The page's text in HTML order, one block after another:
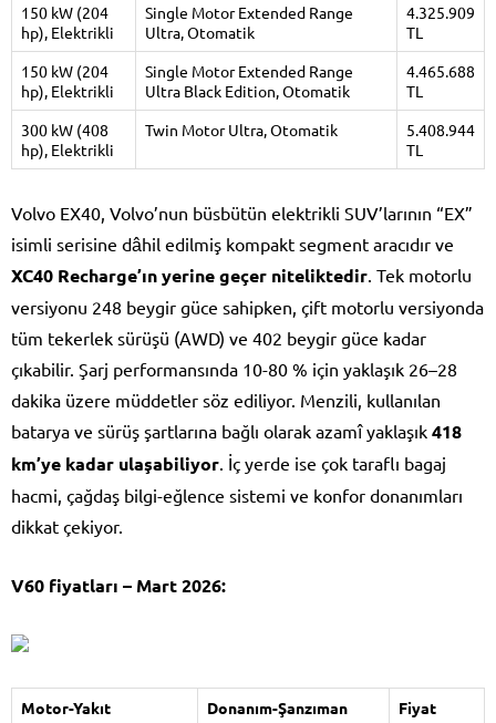
150 kW (204
hp), Elektrikli
Single Motor Extended Range
Ultra, Otomatik
4.325.909
TL
150 kW (204
hp), Elektrikli
Single Motor Extended Range
Ultra Black Edition, Otomatik
4.465.688
TL
300 kW (408
hp), Elektrikli
Twin Motor Ultra, Otomatik
5.408.944
TL
Volvo EX40, Volvo’nun büsbütün elektrikli SUV’larının “EX”
isimli serisine dâhil edilmiş kompakt segment aracıdır ve
XC40 Recharge’ın yerine geçer niteliktedir . Tek motorlu
versiyonu 248 beygir güce sahipken, çift motorlu versiyonda
tüm tekerlek sürüşü (AWD) ve 402 beygir güce kadar
çıkabilir. Şarj performansında 10-80 % için yaklaşık 26–28
dakika üzere müddetler söz ediliyor. Menzili, kullanılan
batarya ve sürüş şartlarına bağlı olarak azamî yaklaşık 418
km’ye kadar ulaşabiliyor . İç yerde ise çok taraflı bagaj
hacmi, çağdaş bilgi-eğlence sistemi ve konfor donanımları
dikkat çekiyor.
V60 fiyatları – Mart 2026:
Motor-Yakıt Donanım-Şanzıman
Fiyat